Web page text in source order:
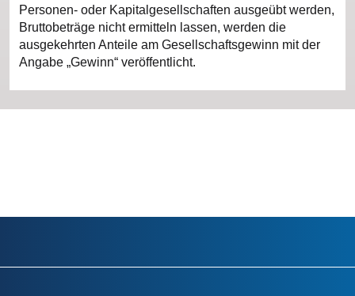
Personen- oder Kapitalgesellschaften ausgeübt werden,
Bruttobeträge nicht ermitteln lassen, werden die
ausgekehrten Anteile am Gesellschaftsgewinn mit der
Angabe „Gewinn“ veröffentlicht.